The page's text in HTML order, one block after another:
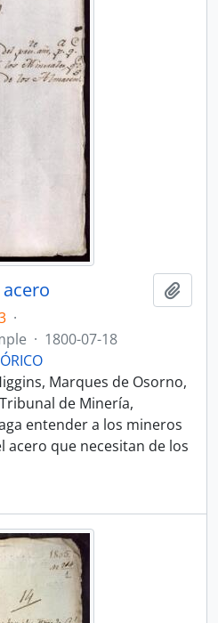
·
· 1800-07-18
Marques de Osorno,
de Minería,
entender a los mineros
acero que necesitan de los